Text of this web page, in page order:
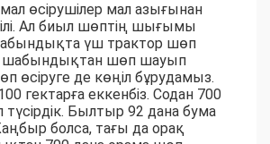
өсірушілер мал азығынан
Ал биыл шөптің шығымы
үш трактор шөп
шабындықтан шөп шауып
өсіруге де көңіл бұрудамыз.
гектарға еккенбіз. Содан 700
Былтыр 92 дана бума
болса, тағы да орақ